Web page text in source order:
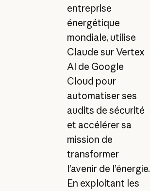
entreprise
énergétique
mondiale, utilise
Claude sur Vertex
AI de Google
Cloud pour
automatiser ses
audits de sécurité
et accélérer sa
mission de
transformer
l’avenir de l’énergie.
En exploitant les